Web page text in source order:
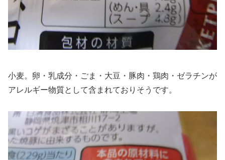
小麦。卵・乳成分・ごま・大豆・豚肉・鶏肉・ゼラチンが
アレルギー物質として含まれておりそうです。